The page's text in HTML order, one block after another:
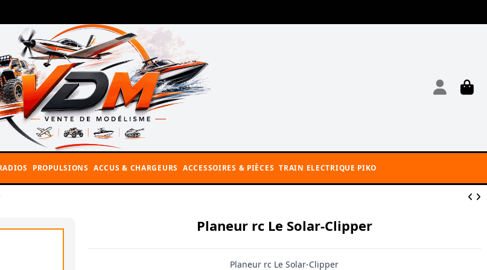
PROPULSIONS ACCUS & CHARGEURS ACCESSOIRES & PIÈCES TRAIN ELECTRIQUE PIKO
Planeur rc Le Solar-Clipper
Planeur rc Le Solar-Clipper